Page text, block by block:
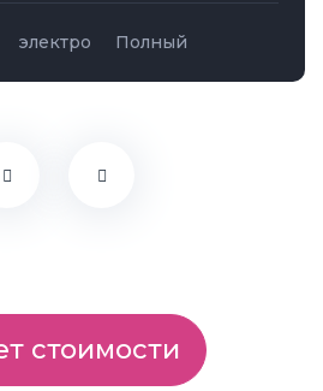
электро Полный
стоимости